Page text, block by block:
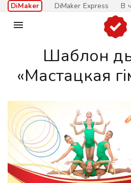
DiMaker DiMaker Express В

Шаблон
«Мастацкая